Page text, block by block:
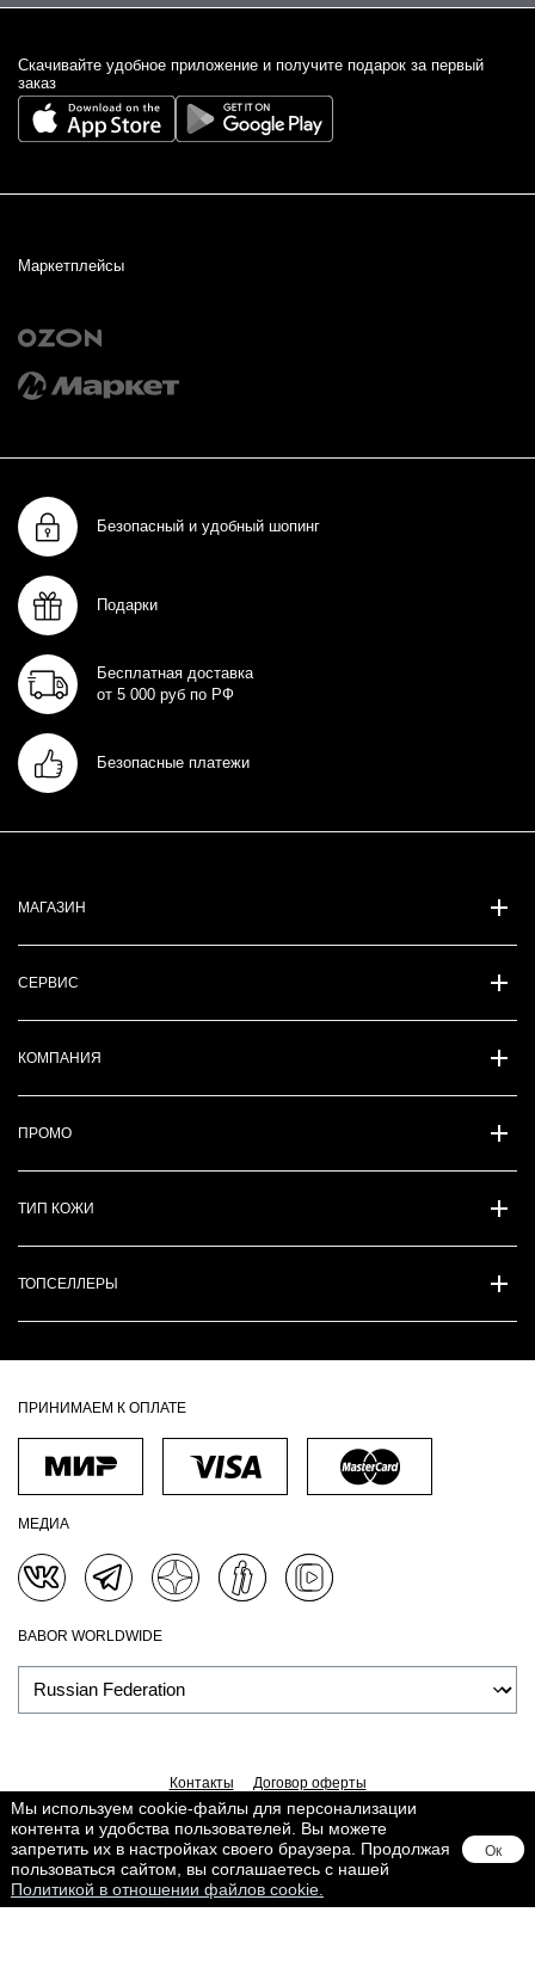
Cкачивайте удобное приложение и получите подарок за первый
заказ
Маркетплейсы
Безопасный и удобный шопинг
Подарки
Бесплатная доставка
от 5 000 руб по РФ
Безопасные платежи
МАГАЗИН
СЕРВИС
КОМПАНИЯ
ПРОМО
ТИП КОЖИ
ТОПСЕЛЛЕРЫ
ПРИНИМАЕМ К ОПЛАТЕ
МЕДИА
BABOR WORLDWIDE
Контакты
Договор оферты
Политика обработки персональных данных
Доставка
Обработка персональных данных
Сведения о Cookies
Поддерживается вLighthouse
Мы используем cookie-файлы для персонализации
контента и удобства пользователей. Вы можете
запретить их в настройках своего браузера. Продолжая
пользоваться сайтом, вы соглашаетесь с нашей
Политикой в отношении файлов cookie.
Ок